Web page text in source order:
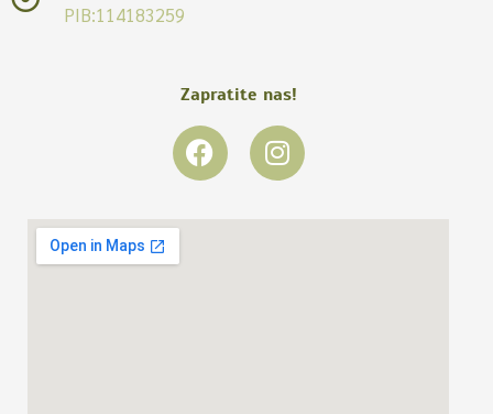
PIB:114183259
Zapratite nas!
F
a
I
n